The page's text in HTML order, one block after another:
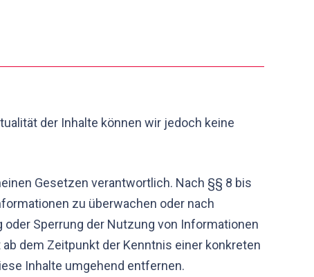
der Inhalte können wir jedoch keine
Gesetzen verantwortlich. Nach §§ 8 bis
zu überwachen oder nach
Sperrung der Nutzung von Informationen
dem Zeitpunkt der Kenntnis einer konkreten
Inhalte umgehend entfernen.